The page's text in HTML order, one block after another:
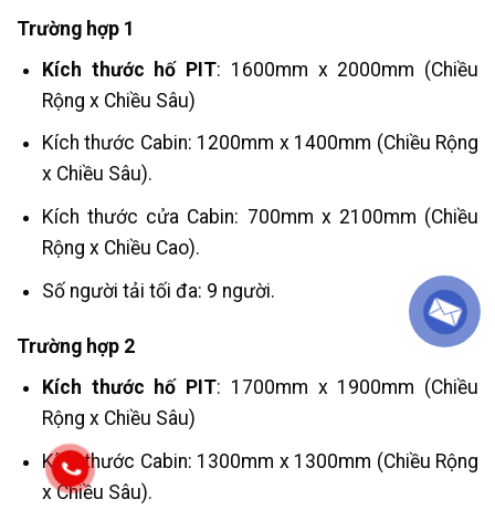
Trường hợp 1
Kích thước hố PIT: 1600mm x 2000mm (Chiều
Rộng x Chiều Sâu)
Kích thước Cabin: 1200mm x 1400mm (Chiều Rộng
x Chiều Sâu).
Kích thước cửa Cabin: 700mm x 2100mm (Chiều
Rộng x Chiều Cao).
Số người tải tối đa: 9 người.
Trường hợp 2
Kích thước hố PIT: 1700mm x 1900mm (Chiều
Rộng x Chiều Sâu)
Kích thước Cabin: 1300mm x 1300mm (Chiều Rộng
x Chiều Sâu).